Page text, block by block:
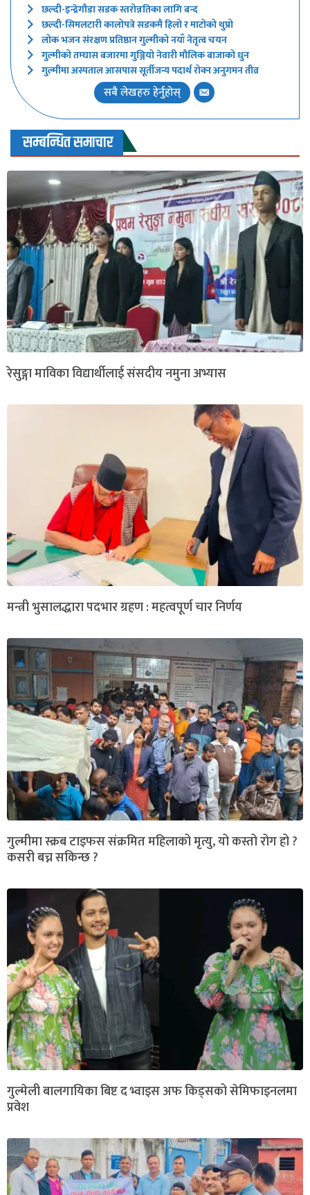
छल्दी-इन्द्रेगौडा सडक स्तरोन्नतिका लागि बन्द
छल्दी-सिमलटारी कालोपत्रे सडकमै हिलो र माटोको थुप्रो
लोक भजन संरक्षण प्रतिष्ठान गुल्मीको नयाँ नेतृत्व चयन
गुल्मीको तम्घास बजारमा गुञ्जियो नेवारी मौलिक बाजाको धुन
गुल्मीमा अस्पताल आसपास सूर्तीजन्य पदार्थ रोक्न अनुगमन तीव्र
सबै लेखहरु हेर्नुहोस्
सम्बन्धित समाचार
रेसुङ्गा माविका विद्यार्थीलाई संसदीय नमुना अभ्यास
मन्त्री भुसालद्धारा पदभार ग्रहण : महत्वपूर्ण चार निर्णय
गुल्मीमा स्क्रब टाइफस संक्रमित महिलाको मृत्यु, यो कस्तो रोग हो ?
कसरी बच्न सकिन्छ ?
गुल्मेली बालगायिका बिष्ट द भ्वाइस अफ किड्सको सेमिफाइनलमा
प्रवेश